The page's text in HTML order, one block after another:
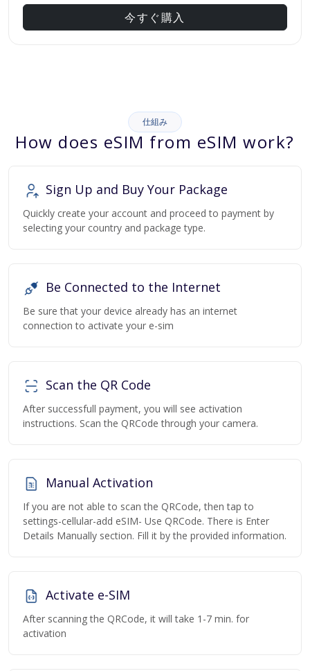
今すぐ購入
仕組み
How does eSIM from eSIM work?
Sign Up and Buy Your Package
Quickly create your account and proceed to payment by
selecting your country and package type.
Be Connected to the Internet
Be sure that your device already has an internet
connection to activate your e-sim
Scan the QR Code
After successfull payment, you will see activation
instructions. Scan the QRCode through your camera.
Manual Activation
If you are not able to scan the QRCode, then tap to
settings-cellular-add eSIM- Use QRCode. There is Enter
Details Manually section. Fill it by the provided information.
Activate e-SIM
After scanning the QRCode, it will take 1-7 min. for
activation